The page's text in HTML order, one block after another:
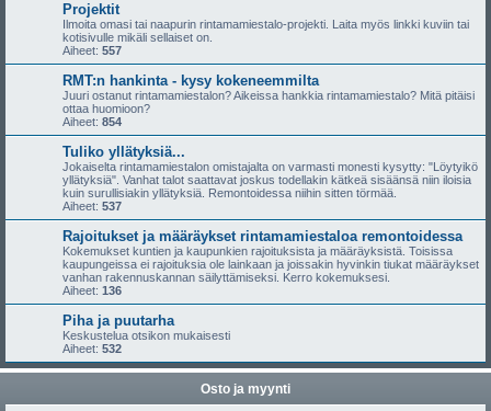
Projektit
Ilmoita omasi tai naapurin rintamamiestalo-projekti. Laita myös linkki kuviin tai
kotisivulle mikäli sellaiset on.
Aiheet: 557
RMT:n hankinta - kysy kokeneemmilta
Juuri ostanut rintamamiestalon? Aikeissa hankkia rintamamiestalo? Mitä pitäisi
ottaa huomioon?
Aiheet: 854
Tuliko yllätyksiä...
Jokaiselta rintamamiestalon omistajalta on varmasti monesti kysytty: "Löytyikö
yllätyksiä". Vanhat talot saattavat joskus todellakin kätkeä sisäänsä niin iloisia
kuin surullisiakin yllätyksiä. Remontoidessa niihin sitten törmää.
Aiheet: 537
Rajoitukset ja määräykset rintamamiestaloa remontoidessa
Kokemukset kuntien ja kaupunkien rajoituksista ja määräyksistä. Toisissa
kaupungeissa ei rajoituksia ole lainkaan ja joissakin hyvinkin tiukat määräykset
vanhan rakennuskannan säilyttämiseksi. Kerro kokemuksesi.
Aiheet: 136
Piha ja puutarha
Keskustelua otsikon mukaisesti
Aiheet: 532
Osto ja myynti